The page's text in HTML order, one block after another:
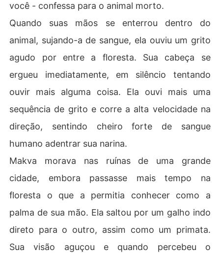
você - confessa para o animal morto.
Quando suas mãos se enterrou dentro do
animal, sujando-a de sangue, ela ouviu um grito
agudo por entre a floresta. Sua cabeça se
ergueu imediatamente, em silêncio tentando
ouvir mais alguma coisa. Ela ouvi mais uma
sequência de grito e corre a alta velocidade na
direção, sentindo cheiro forte de sangue
humano adentrar sua narina.
Makva morava nas ruínas de uma grande
cidade, embora passasse mais tempo na
floresta o que a permitia conhecer como a
palma de sua mão. Ela saltou por um galho indo
direto para o outro, assim como um primata.
Sua visão aguçou e quando percebeu o